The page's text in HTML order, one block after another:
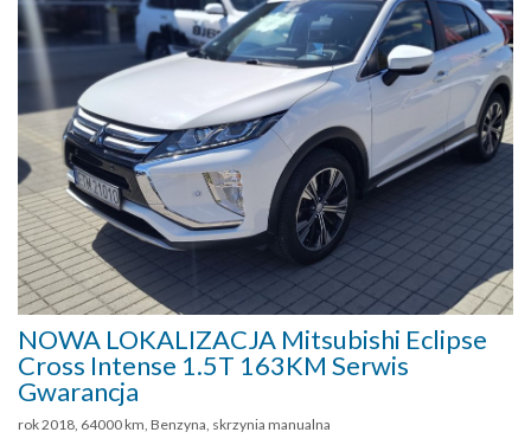
NOWA LOKALIZACJA Mitsubishi Eclipse
Cross Intense 1.5T 163KM Serwis
Gwarancja
rok 2018, 64000 km, Benzyna, skrzynia manualna